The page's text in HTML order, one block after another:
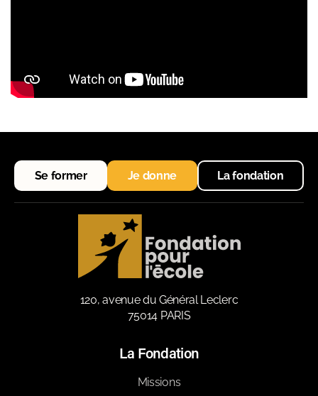
Se former Je donne La fondation
120, avenue du Général Leclerc
75014 PARIS
La Fondation
Missions